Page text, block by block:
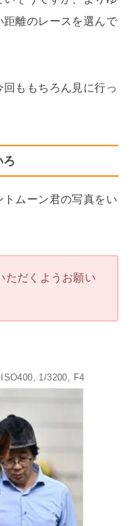
距離のレースを選んで
ももちろん見に行っ
ろ
ムーン君の写真をい
ただくようお願い
1/3200, F4